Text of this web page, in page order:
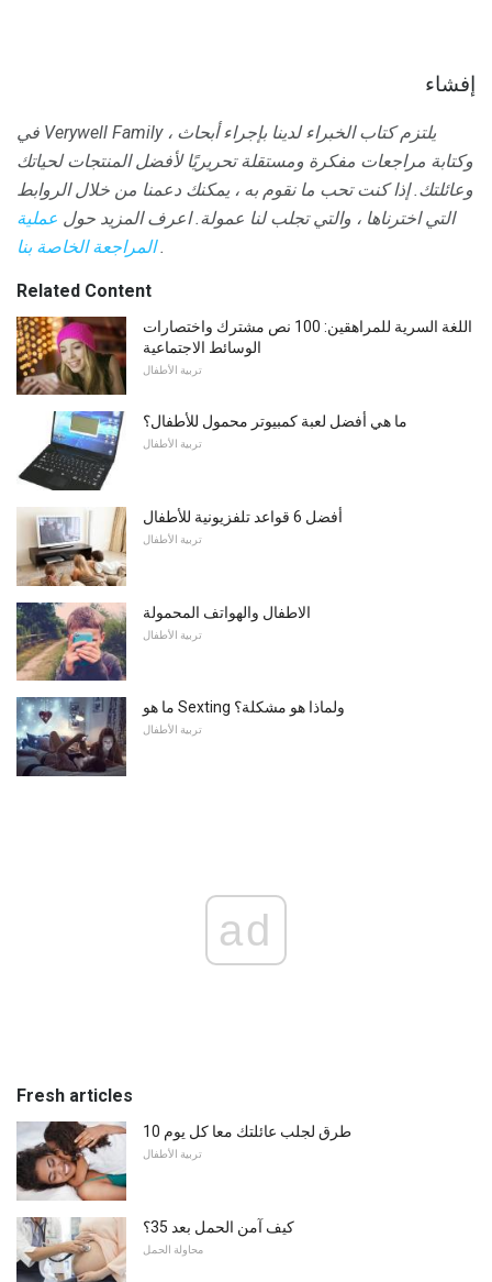
إفشاء
في Verywell Family ، يلتزم كتاب الخبراء لدينا بإجراء أبحاث
وكتابة مراجعات مفكرة ومستقلة تحريريًا لأفضل المنتجات لحياتك
وعائلتك. إذا كنت تحب ما نقوم به ، يمكنك دعمنا من خلال الروابط
التي اخترناها ، والتي تجلب لنا عمولة. اعرف المزيد حول عملية
المراجعة الخاصة بنا.
Related Content
اللغة السرية للمراهقين: 100 نص مشترك واختصارات
الوسائط الاجتماعية
تربية الأطفال
ما هي أفضل لعبة كمبيوتر محمول للأطفال؟
تربية الأطفال
أفضل 6 قواعد تلفزيونية للأطفال
تربية الأطفال
الاطفال والهواتف المحمولة
تربية الأطفال
ما هو Sexting ولماذا هو مشكلة؟
تربية الأطفال
ad
Fresh articles
10 طرق لجلب عائلتك معا كل يوم
تربية الأطفال
كيف آمن الحمل بعد 35؟
محاولة الحمل